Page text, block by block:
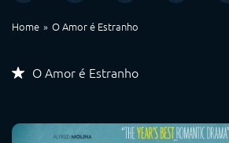
Home O Amor é Estranho
O Amor é Estranho